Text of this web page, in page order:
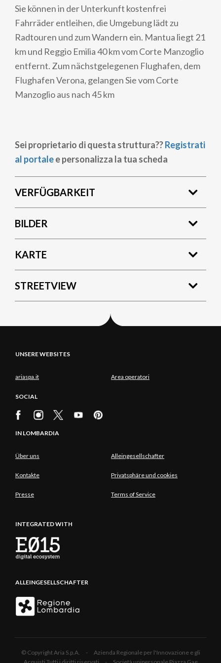
Sie können in der Unterkunft kostenfrei
Fahrräder entleihen, die Umgebung lädt zu
Radtouren und zum Wandern ein. Mantua liegt 21
km und Reggio Emilia 40 km vom Corte Manzoglio
entfernt. Zum nächstgelegenen Flughafen, dem
Flughafen Verona, gelangen Sie vom Corte
Manzoglio aus nach 45 km
Sei proprietario di questa struttura??Registrati
al portalee personalizza la tua scheda
VERFÜGBARKEIT
BILDER
KARTE
STREETVIEW
UNSERE WEBSITES
ariaspa.it Area operatori
SOCIAL
IN LOMBARDIA
Über uns Alleingesellschafter
Kontakte Privatsphäre und cookies
Presse Terms of Service
INTEGRATED WITH
ALLEINGESELLSCHAFTER
© Copyright Aria S.p.A. - Azienda Regionale per l'Innovazione e gli